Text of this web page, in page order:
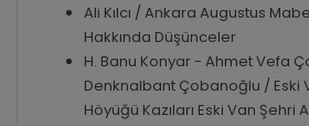
Ali Kılcı / Ankara Augustus
Hakkında Düşünceler
H. Banu Konyar - Ahmet Vefa
Denknalbant Çobanoğlu / Eski
Höyüğü Kazıları Eski Van Şehri